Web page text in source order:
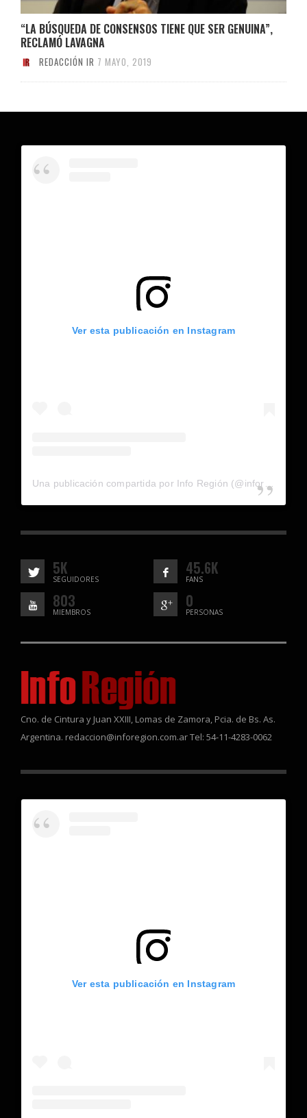
“LA BÚSQUEDA DE CONSENSOS TIENE QUE SER GENUINA”,
RECLAMÓ LAVAGNA
REDACCIÓN IR 7 MAYO, 2019
Ver esta publicación en Instagram
5K
SEGUIDORES
45.6K
FANS
803
MIEMBROS
0
PERSONAS
Cno. de Cintura y Juan XXIII, Lomas de Zamora, Pcia. de Bs. As.
Argentina. redaccion@inforegion.com.ar Tel: 54-11-4283-0062
Ver esta publicación en Instagram